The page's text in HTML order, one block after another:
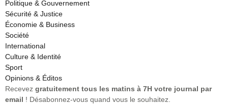
Politique & Gouvernement
Sécurité & Justice
Économie & Business
Société
International
Culture & Identité
Sport
Opinions & Éditos
Recevez gratuitement tous les matins à 7H votre journal par
email ! Désabonnez-vous quand vous le souhaitez.